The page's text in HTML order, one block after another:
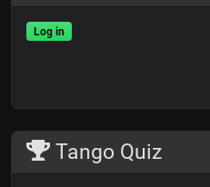
Log in
Tango Quiz